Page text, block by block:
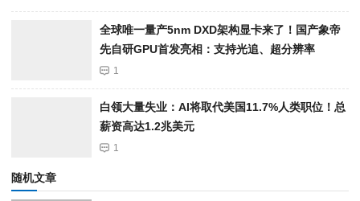
全球唯一量产5nm DXD架构显卡来了！国产象帝
先自研GPU首发亮相：支持光追、超分辨率
1
白领大量失业：AI将取代美国11.7%人类职位！总
薪资高达1.2兆美元
1
随机文章